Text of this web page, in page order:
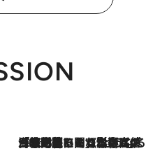
2026.8.3
「住宅建てられない…」「サーチャージ料の高値が続いている」ホルムズ海峡封鎖による影響はいつまで続く？《エネルギー専門家に聞く“どうなる日本の暮らし”》